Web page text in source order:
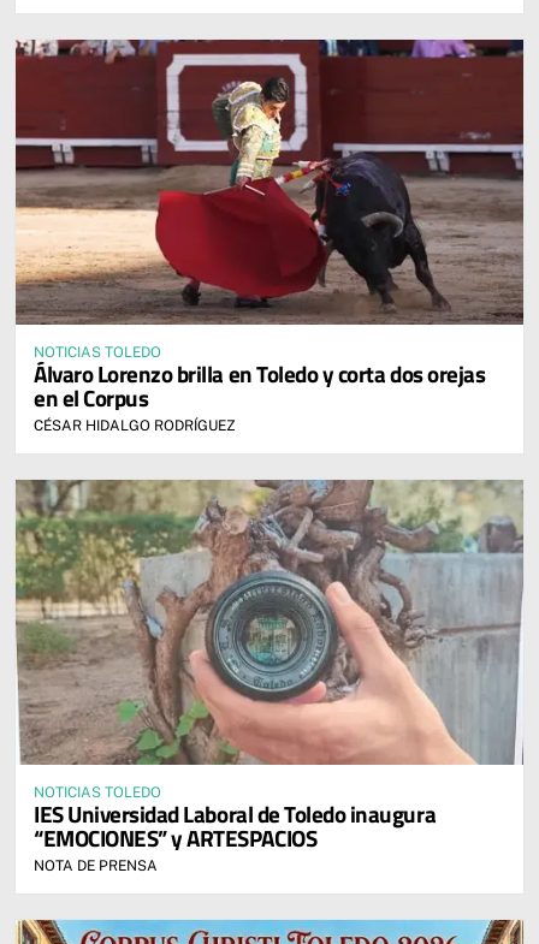
NOTICIAS TOLEDO
Álvaro Lorenzo brilla en Toledo y corta dos orejas
en el Corpus
CÉSAR HIDALGO RODRÍGUEZ
NOTICIAS TOLEDO
IES Universidad Laboral de Toledo inaugura
“EMOCIONES” y ARTESPACIOS
NOTA DE PRENSA